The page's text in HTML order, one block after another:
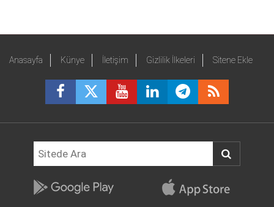
Anasayfa Künye İletişim Gizlilik İlkeleri Sitene Ekle